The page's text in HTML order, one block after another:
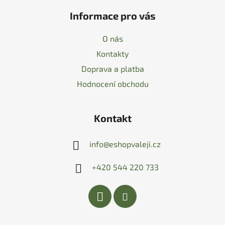
Informace pro vás
O nás
Kontakty
Doprava a platba
Hodnocení obchodu
Kontakt
info@eshopvaleji.cz
+420 544 220 733